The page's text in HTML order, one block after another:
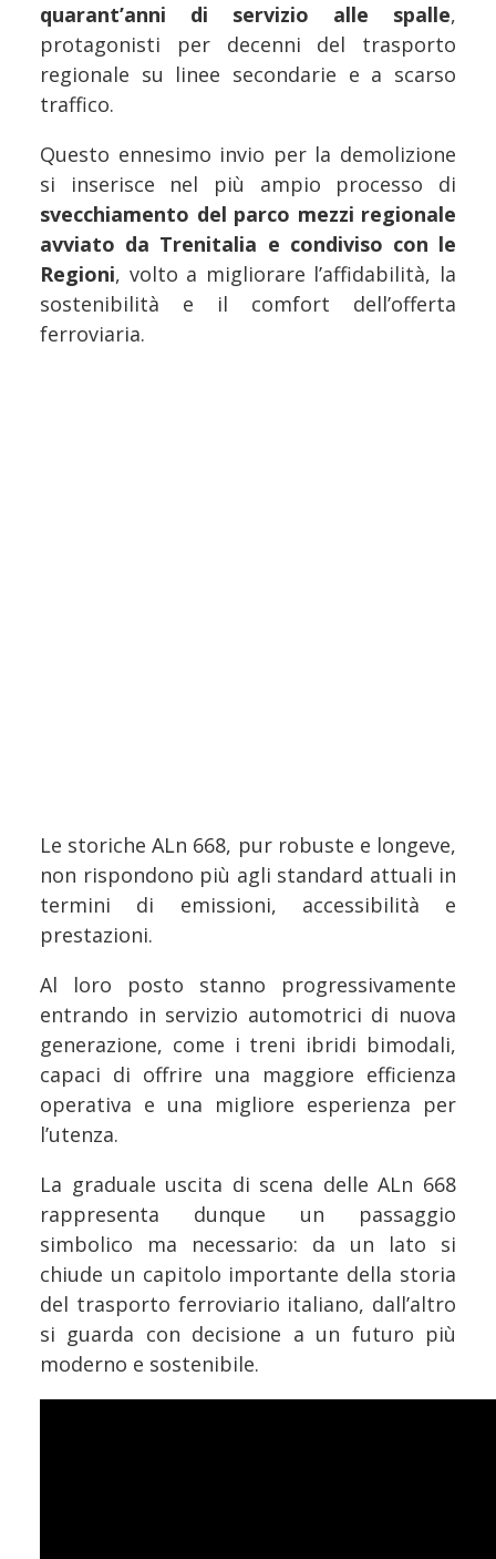
quarant’anni di servizio alle spalle,
protagonisti per decenni del trasporto
regionale su linee secondarie e a scarso
traffico.
Questo ennesimo invio per la demolizione
si inserisce nel più ampio processo di
svecchiamento del parco mezzi regionale
avviato da Trenitalia e condiviso con le
Regioni, volto a migliorare l’affidabilità, la
sostenibilità e il comfort dell’offerta
ferroviaria.
Le storiche ALn 668, pur robuste e longeve,
non rispondono più agli standard attuali in
termini di emissioni, accessibilità e
prestazioni.
Al loro posto stanno progressivamente
entrando in servizio automotrici di nuova
generazione, come i treni ibridi bimodali,
capaci di offrire una maggiore efficienza
operativa e una migliore esperienza per
l’utenza.
La graduale uscita di scena delle ALn 668
rappresenta dunque un passaggio
simbolico ma necessario: da un lato si
chiude un capitolo importante della storia
del trasporto ferroviario italiano, dall’altro
si guarda con decisione a un futuro più
moderno e sostenibile.